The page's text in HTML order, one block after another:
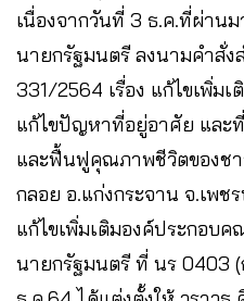
เนื่องจากวันที่ 3 ธ.ค.ที่ผ่าน
นายกรัฐมนตรี ลงนามคำสั่
331/2564 เรื่อง แก้ไขเพิ่ม
แก้ไขปัญหาที่อยู่อาศัย และ
และฟื้นฟูคุณภาพชีวิตของชา
กลอย อ.แก่งกระจาน จ.เพช
แก้ไขเพิ่มเติมองค์ประกอบ
นายกรัฐมนตรี ที่ นร 0403